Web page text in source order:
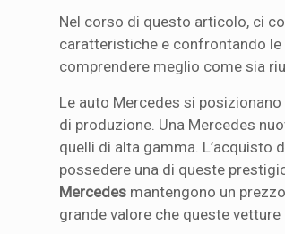
Nel corso di questo articolo, ci
caratteristiche e confrontando le
comprendere meglio come sia
Le auto Mercedes si
di produzione. Una Mercedes
quelli di alta gamma. L’acquisto
possedere una di queste
Mercedes mantengono un
grande valore che queste